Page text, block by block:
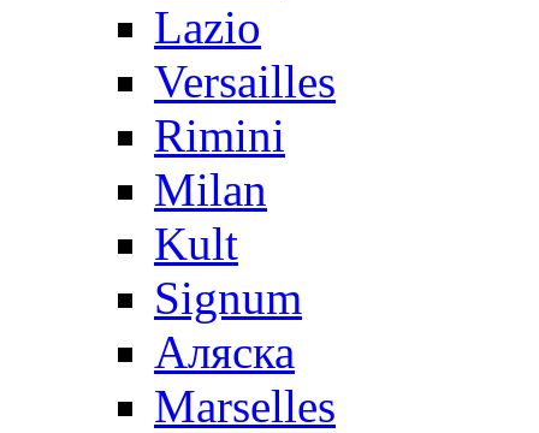
Lazio
Versailles
Rimini
Milan
Kult
Signum
Аляска
Marselles